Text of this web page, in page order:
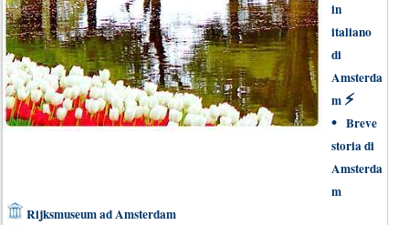
in
italiano
di
Amsterda
m ⚡
• Breve
storia di
Amsterda
m
Rijksmuseum ad Amsterdam